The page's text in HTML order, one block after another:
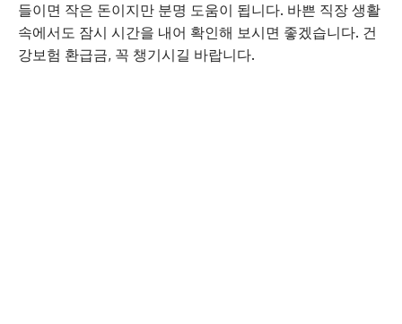
들이면 작은 돈이지만 분명 도움이 됩니다. 바쁜 직장 생활
속에서도 잠시 시간을 내어 확인해 보시면 좋겠습니다. 건
강보험 환급금, 꼭 챙기시길 바랍니다.